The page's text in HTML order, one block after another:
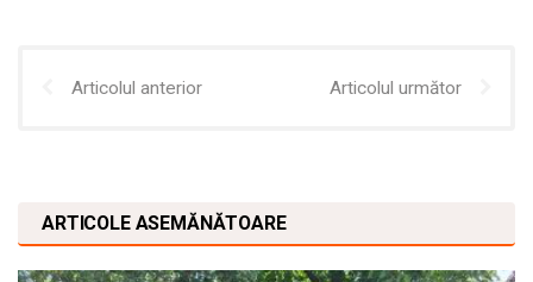
Articolul anterior Articolul următor
ARTICOLE ASEMĂNĂTOARE